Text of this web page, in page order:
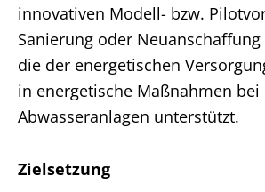
innovativen Modell- bzw.
Sanierung oder Neuanschaffung
die der energetischen
in energetische Maßnahmen
Abwasseranlagen unterstützt.
Zielsetzung